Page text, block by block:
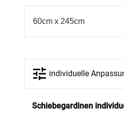
individuelle
Schiebegardinen